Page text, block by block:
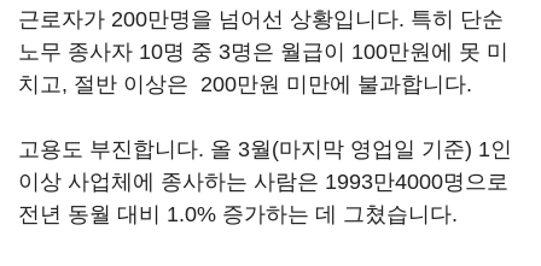
근로자가 200만명을 넘어선 상황입니다. 특히 단순
노무 종사자 10명 중 3명은 월급이 100만원에 못 미
치고, 절반 이상은 200만원 미만에 불과합니다.
고용도 부진합니다. 올 3월(마지막 영업일 기준) 1인
이상 사업체에 종사하는 사람은 1993만4000명으로
전년 동월 대비 1.0% 증가하는 데 그쳤습니다.